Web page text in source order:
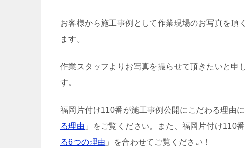
お客様から施工事例として作業現場のお写真を頂
ます。
作業スタッフよりお写真を撮らせて頂きたいと申
す。
福岡片付け110番が施工事例公開にこだわる理由に
る理由 」をご覧ください。また、福岡片付け110
る6つの理由 」を合わせてご覧ください！